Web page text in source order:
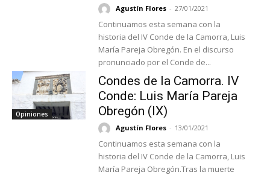
Agustín Flores - 27/01/2021
Continuamos esta semana con la
historia del IV Conde de la Camorra, Luis
María Pareja Obregón. En el discurso
pronunciado por el Conde de...
Opiniones
Condes de la Camorra. IV
Conde: Luis María Pareja
Obregón (IX)
Agustín Flores - 13/01/2021
Continuamos esta semana con la
historia del IV Conde de la Camorra, Luis
María Pareja Obregón.Tras la muerte